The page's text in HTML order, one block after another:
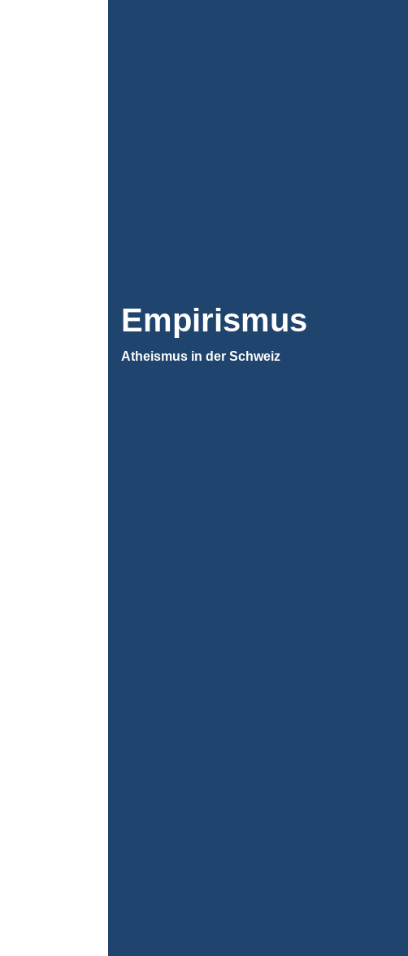
Empirismus
Atheismus in der Schweiz